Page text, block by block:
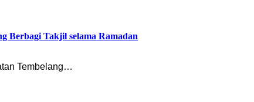
Berbagi Takjil selama Ramadan
Tembelang…